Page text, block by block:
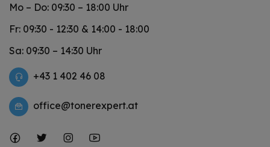
Mo – Do: 09:30 – 18:00 Uhr
Fr: 09:30 - 12:30 & 14:00 - 18:00
Sa: 09:30 – 14:30 Uhr
+43 1 402 46 08
office@tonerexpert.at